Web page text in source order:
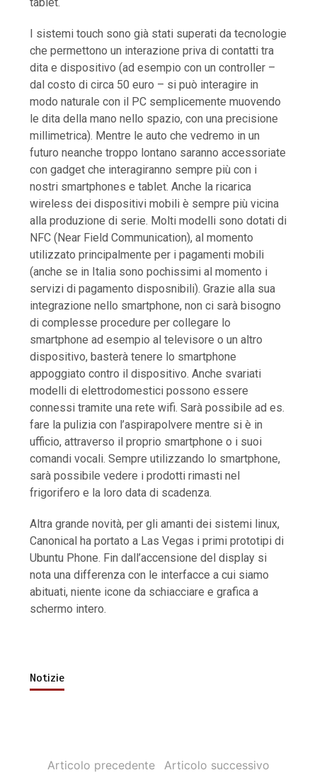
I sistemi touch sono già stati superati da tecnologie
che permettono un interazione priva di contatti tra
dita e dispositivo (ad esempio con un controller –
dal costo di circa 50 euro – si può interagire in
modo naturale con il PC semplicemente muovendo
le dita della mano nello spazio, con una precisione
millimetrica). Mentre le auto che vedremo in un
futuro neanche troppo lontano saranno accessoriate
con gadget che interagiranno sempre più con i
nostri smartphones e tablet. Anche la ricarica
wireless dei dispositivi mobili è sempre più vicina
alla produzione di serie. Molti modelli sono dotati di
NFC (Near Field Communication), al momento
utilizzato principalmente per i pagamenti mobili
(anche se in Italia sono pochissimi al momento i
servizi di pagamento disposnibili). Grazie alla sua
integrazione nello smartphone, non ci sarà bisogno
di complesse procedure per collegare lo
smartphone ad esempio al televisore o un altro
dispositivo, basterà tenere lo smartphone
appoggiato contro il dispositivo. Anche svariati
modelli di elettrodomestici possono essere
connessi tramite una rete wifi. Sarà possibile ad es.
fare la pulizia con l’aspirapolvere mentre si è in
ufficio, attraverso il proprio smartphone o i suoi
comandi vocali. Sempre utilizzando lo smartphone,
sarà possibile vedere i prodotti rimasti nel
frigorifero e la loro data di scadenza.
Altra grande novità, per gli amanti dei sistemi linux,
Canonical ha portato a Las Vegas i primi prototipi di
Ubuntu Phone. Fin dall’accensione del display si
nota una differenza con le interfacce a cui siamo
abituati, niente icone da schiacciare e grafica a
schermo intero.
Notizie
Articolo precedente Articolo successivo